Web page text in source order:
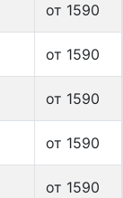
от 1590
от 1590
от 1590
от 1590
от 1590